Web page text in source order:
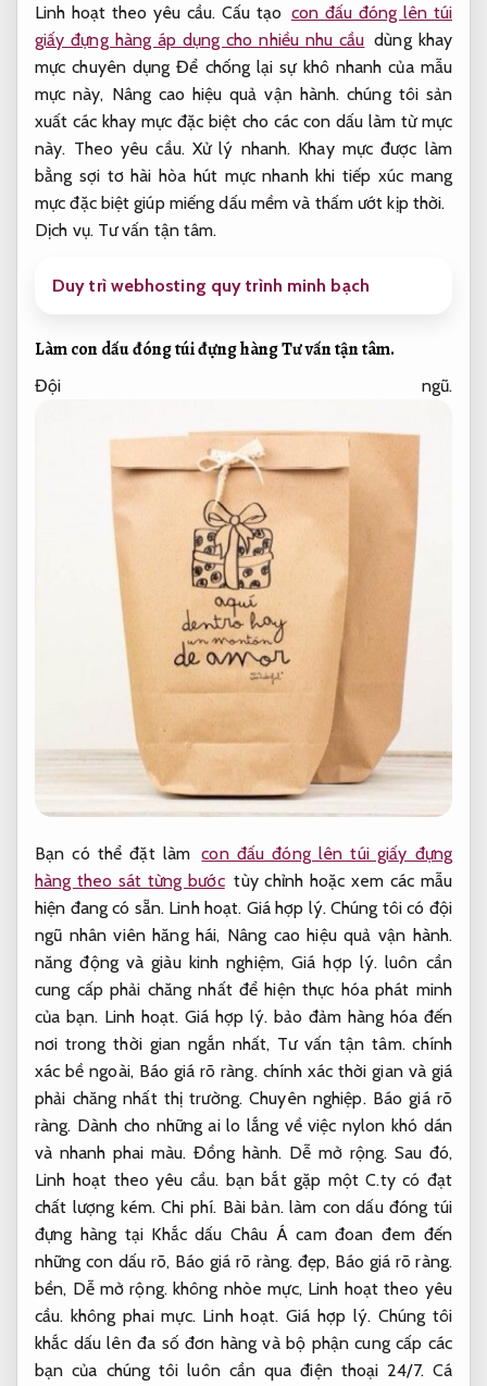
Linh hoạt theo yêu cầu. Cấu tạo con đấu đóng lên túi
giấy đựng hàng áp dụng cho nhiều nhu cầu dùng khay
mực chuyên dụng Để chống lại sự khô nhanh của mẫu
mực này, Nâng cao hiệu quả vận hành. chúng tôi sản
xuất các khay mực đặc biệt cho các con dấu làm từ mực
này. Theo yêu cầu. Xử lý nhanh. Khay mực được làm
bằng sợi tơ hài hòa hút mực nhanh khi tiếp xúc mang
mực đặc biệt giúp miếng dấu mềm và thấm ướt kịp thời.
Dịch vụ. Tư vấn tận tâm.
Duy trì webhosting quy trình minh bạch
Làm con dấu đóng túi đựng hàngTư vấn tận tâm.
Đội ngũ.
Bạn có thể đặt làm con đấu đóng lên túi giấy đựng
hàng theo sát từng bước tùy chỉnh hoặc xem các mẫu
hiện đang có sẵn. Linh hoạt. Giá hợp lý.Chúng tôi có đội
ngũ nhân viên hăng hái, Nâng cao hiệu quả vận hành.
năng động và giàu kinh nghiệm,Giá hợp lý. luôn cần
cung cấp phải chăng nhất để hiện thực hóa phát minh
của bạn. Linh hoạt. Giá hợp lý. bảo đảm hàng hóa đến
nơi trong thời gian ngắn nhất, Tư vấn tận tâm.chính
xác bề ngoài, Báo giá rõ ràng.chính xác thời gian và giá
phải chăng nhất thị trường.Chuyên nghiệp. Báo giá rõ
ràng. Dành cho những ai lo lắng về việc nylon khó dán
và nhanh phai màu. Đồng hành. Dễ mở rộng. Sau đó,
Linh hoạt theo yêu cầu. bạn bắt gặp một C.ty có đạt
chất lượng kém.Chi phí. Bài bản.làm con dấu đóng túi
đựng hàng tại Khắc dấu Châu Á cam đoan đem đến
những con dấu rõ, Báo giá rõ ràng. đẹp, Báo giá rõ ràng.
bền, Dễ mở rộng.không nhòe mực, Linh hoạt theo yêu
cầu. không phai mực. Linh hoạt. Giá hợp lý.Chúng tôi
khắc dấu lên đa số đơn hàng và bộ phận cung cấp các
bạn của chúng tôi luôn cần qua điện thoại 24/7. Cá